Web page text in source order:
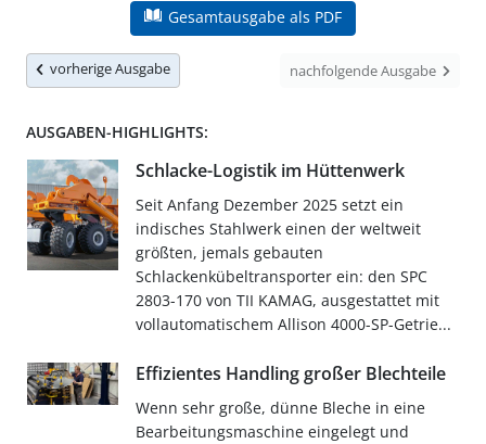
Gesamtausgabe als PDF
vorherige Ausgabe nachfolgende Ausgabe
AUSGABEN-HIGHLIGHTS:
Schlacke-Logistik im Hüttenwerk
Seit Anfang Dezember 2025 setzt ein
indisches Stahlwerk einen der weltweit
größten, jemals gebauten
Schlackenkübeltransporter ein: den SPC
2803-170 von TII KAMAG, ausgestattet mit
vollautomatischem Allison 4000-SP-Getrie...
Effizientes Handling großer Blechteile
Wenn sehr große, dünne Bleche in eine
Bearbeitungsmaschine eingelegt und